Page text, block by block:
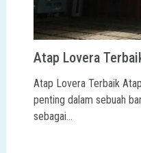
Atap Lovera
Atap Lovera Terbaik
penting dalam sebuah
sebagai…